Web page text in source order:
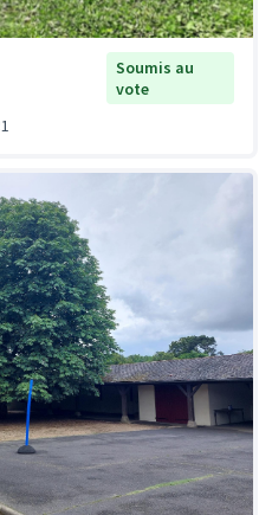
Soumis au
vote
1